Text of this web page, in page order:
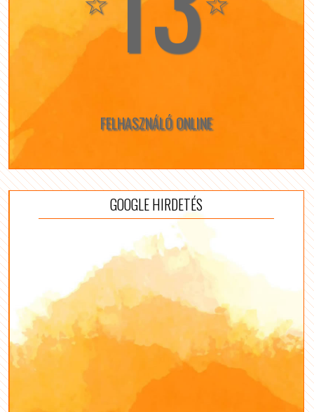
FELHASZNÁLÓ ONLINE
GOOGLE HIRDETÉS